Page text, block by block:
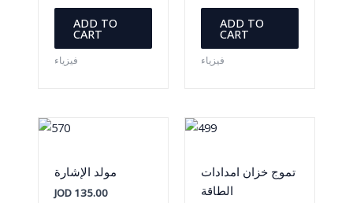
ADD TO
CART
فيزياء
ADD TO
CART
فيزياء
مولد الإشارة
JOD135.00
تموج خزان امدادات
الطاقة